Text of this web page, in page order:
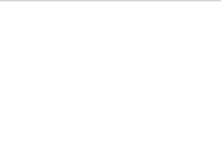
搬運過於困難等因素，導致無法順利配送，
方式吊運，費用將由買方自行支付。